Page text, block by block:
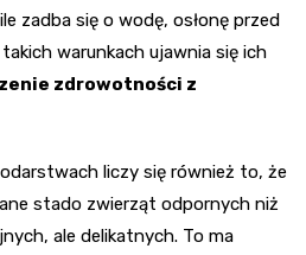
zadba się o wodę, osłonę przed
warunkach ujawnia się ich
zdrowotności z
liczy się również to, że
stado zwierząt odpornych niż
ale delikatnych. To ma